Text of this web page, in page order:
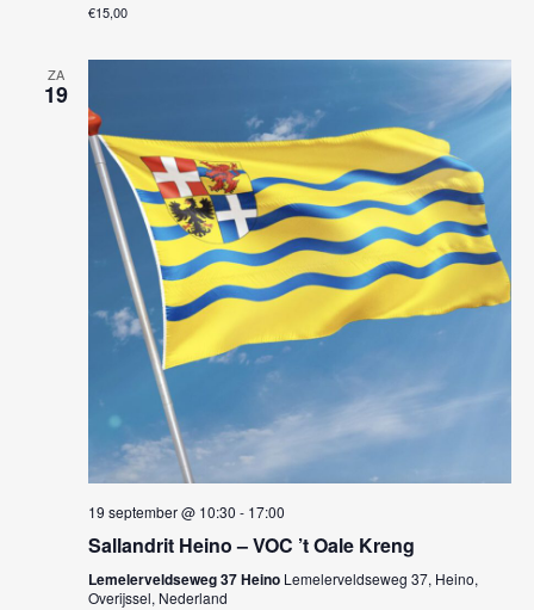
e
e
r
g
e
v
e
n
a
i
a
t
€15,00
ZA
19
19 september @ 10:30 - 17:00
Sallandrit Heino – VOC ’t Oale Kreng
Lemelerveldseweg 37 Heino Lemelerveldseweg 37, Heino,
Overijssel, Nederland